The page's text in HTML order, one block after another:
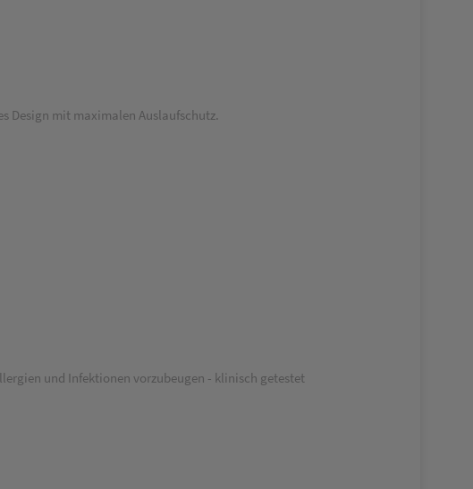
Design mit maximalen Auslaufschutz.
und Infektionen vorzubeugen - klinisch getestet